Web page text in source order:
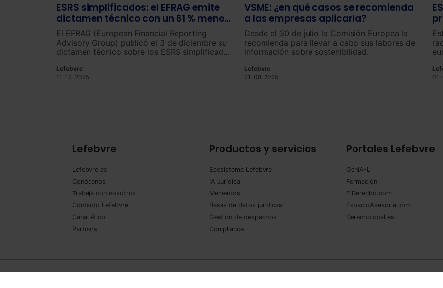
ESRS simplificados: el EFRAG emite
dictamen técnico con un 61 % menos
de puntos de datos obligatorios
El EFRAG (European Financial Reporting
Advisory Group) publicó el 3 de diciembre su
dictamen técnico sobre los ESRS simplificados
Lefebvre
11-12-2025
VSME: ¿en qué casos se recomienda
a las empresas aplicarla?
Desde el 30 de julio la Comisión Europea la
recomienda para llevar a cabo sus labores de
información sobre sostenibilidad.
Lefebvre
21-08-2025
Lefebvre
Lefebvre.es
Conócenos
Trabaja con nosotros
Contacto Lefebvre
Canal ético
Partners
Productos y servicios
Ecosistema Lefebvre
IA Jurídica
Mementos
Bases de datos jurídicas
Gestión de despachos
Compliance
Portales Lefebvre
GenIA-L
Formación
ElDerecho.com
EspacioAsesoria.com
Derecholocal.es